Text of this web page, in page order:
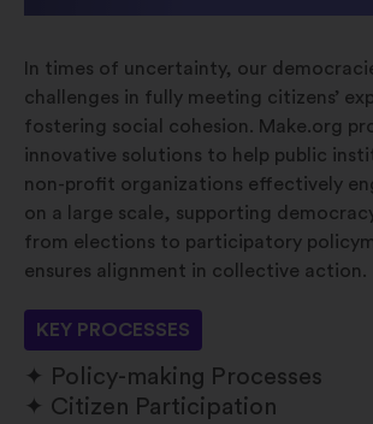
In times of uncertainty, our
challenges in fully meeting citizens’
fostering social cohesion. Make.org
innovative solutions to help public
non-profit organizations effectively
on a large scale, supporting
from elections to participatory
ensures alignment in collective action.
KEY PROCESSES
Policy-making Processes
Citizen Participation